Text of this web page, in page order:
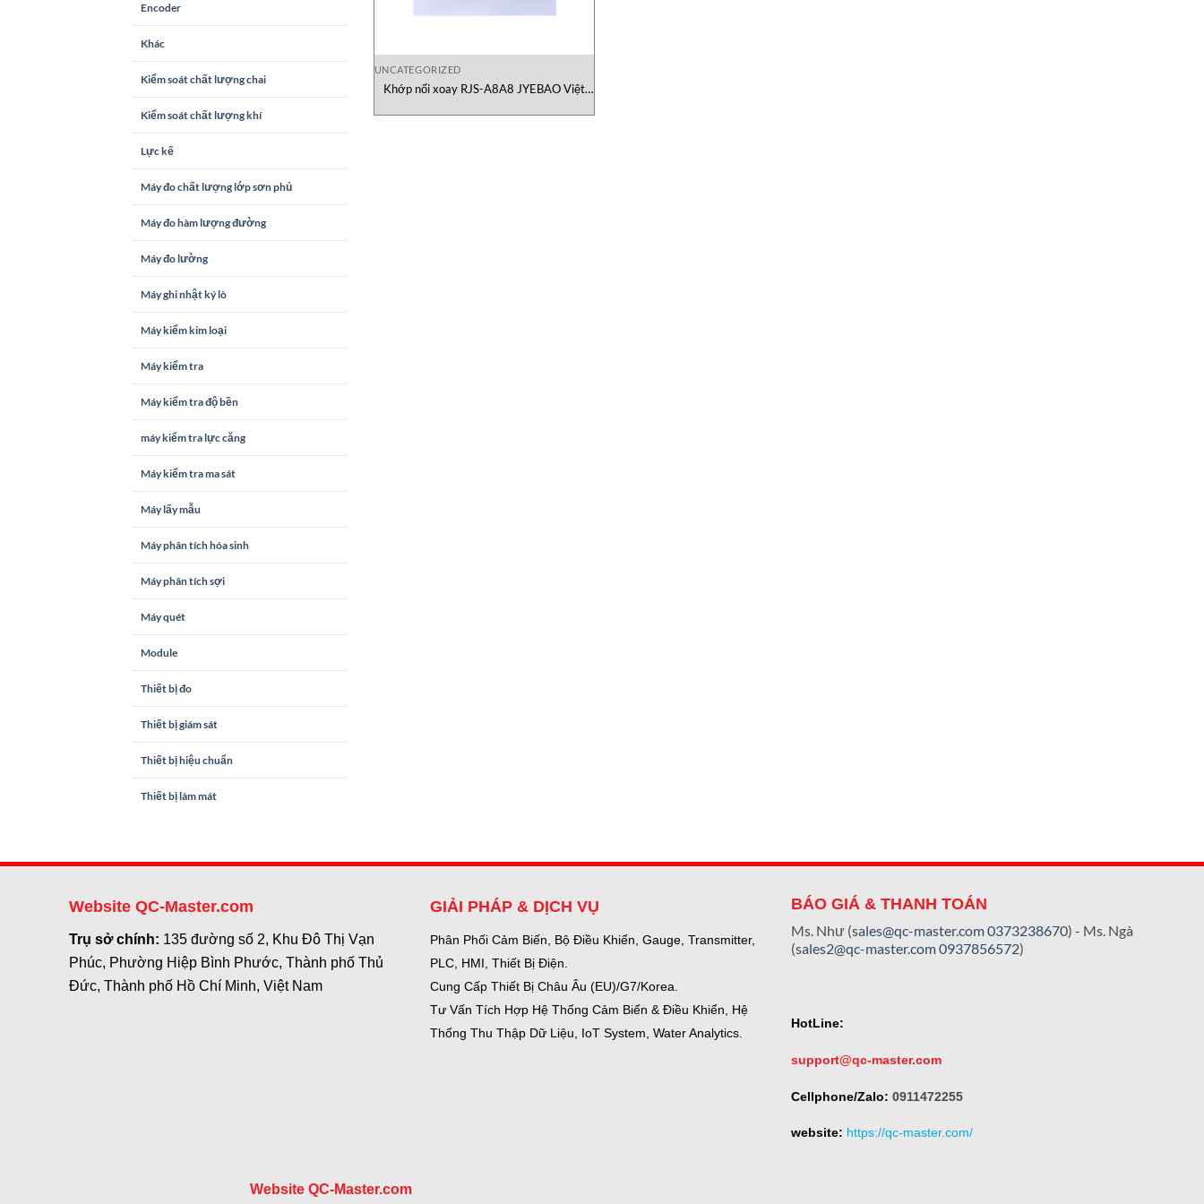
Encoder
Khác
Kiểm soát chất lượng chai
Kiểm soát chất lượng khí
Lực kế
Máy đo chất lượng lớp sơn phủ
Máy đo hàm lượng đường
Máy đo lường
Máy ghi nhật ký lò
Máy kiểm kim loại
Máy kiểm tra
Máy kiểm tra độ bền
máy kiểm tra lực căng
Máy kiểm tra ma sát
Máy lấy mẫu
Máy phân tích hóa sinh
Máy phân tích sợi
Máy quét
Module
Thiết bị đo
Thiết bị giám sát
Thiết bị hiệu chuẩn
Thiết bị làm mát
UNCATEGORIZED
Khớp nối xoay RJS-A8A8 JYEBAO Việt
Website QC-Master.com
Trụ sở chính: 135 đường số 2, Khu Đô Thị Vạn
Phúc, Phường Hiệp Bình Phước, Thành phố Thủ
Đức, Thành phố Hồ Chí Minh, Việt Nam
GIẢI PHÁP & DỊCH VỤ
Phân Phối Cảm Biến, Bộ Điều Khiển, Gauge, Transmitter,
PLC, HMI, Thiết Bị Điện.
Cung Cấp Thiết Bị Châu Âu (EU)/G7/Korea.
Tư Vấn Tích Hợp Hệ Thống Cảm Biến & Điều Khiển, Hệ
Thống Thu Thập Dữ Liệu, IoT System, Water Analytics.
BÁO GIÁ & THANH TOÁN
Ms. Như (sales@qc-master.com0373238670) - Ms. Ngà
(sales2@qc-master.com0937856572)
HotLine:
support@qc-master.com
Cellphone/Zalo: 0911472255
website: https://qc-master.com/
Website QC-Master.com